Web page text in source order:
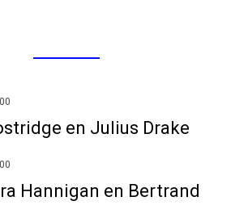
en Julius Drake
Hannigan en Bertrand